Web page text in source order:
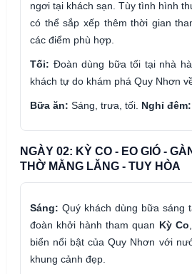
ngơi tại khách sạn. Tùy tình hình
có thể sắp xếp thêm thời gian
các điểm phù hợp.
Tối: Đoàn dùng bữa tối tại nhà
khách tự do khám phá Quy Nhơn
Bữa ăn: Sáng, trưa, tối. Nghỉ đêm:
NGÀY 02: KỲ CO - EO GIÓ -
THỜ MẰNG LĂNG - TUY HÒA
Sáng: Quý khách dùng bữa sáng
đoàn khởi hành tham quan Kỳ Co
biển nổi bật của Quy Nhơn với
khung cảnh đẹp.